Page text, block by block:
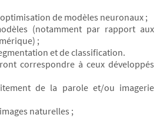
de modèles neuronaux ;
(notamment par rapport aux
;
et de classification.
correspondre à ceux développés
de la parole et/ou imagerie
naturelles ;